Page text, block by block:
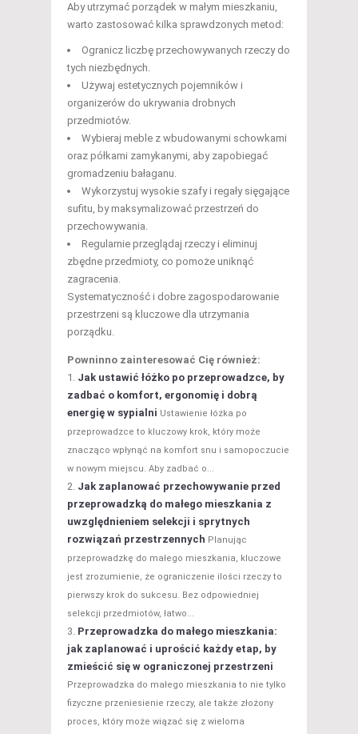
Aby utrzymać porządek w małym mieszkaniu,
warto zastosować kilka sprawdzonych metod:
Ogranicz liczbę przechowywanych rzeczy do
tych niezbędnych.
Używaj estetycznych pojemników i
organizerów do ukrywania drobnych
przedmiotów.
Wybieraj meble z wbudowanymi schowkami
oraz półkami zamykanymi, aby zapobiegać
gromadzeniu bałaganu.
Wykorzystuj wysokie szafy i regały sięgające
sufitu, by maksymalizować przestrzeń do
przechowywania.
Regularnie przeglądaj rzeczy i eliminuj
zbędne przedmioty, co pomoże uniknąć
zagracenia.
Systematyczność i dobre zagospodarowanie
przestrzeni są kluczowe dla utrzymania
porządku.
Powninno zainteresować Cię również:
Jak ustawić łóżko po przeprowadzce, by
zadbać o komfort, ergonomię i dobrą
energię w sypialni Ustawienie łóżka po
przeprowadzce to kluczowy krok, który może
znacząco wpłynąć na komfort snu i samopoczucie
w nowym miejscu. Aby zadbać o...
Jak zaplanować przechowywanie przed
przeprowadzką do małego mieszkania z
uwzględnieniem selekcji i sprytnych
rozwiązań przestrzennych Planując
przeprowadzkę do małego mieszkania, kluczowe
jest zrozumienie, że ograniczenie ilości rzeczy to
pierwszy krok do sukcesu. Bez odpowiedniej
selekcji przedmiotów, łatwo...
Przeprowadzka do małego mieszkania:
jak zaplanować i uprościć każdy etap, by
zmieścić się w ograniczonej przestrzeni
Przeprowadzka do małego mieszkania to nie tylko
fizyczne przeniesienie rzeczy, ale także złożony
proces, który może wiązać się z wieloma